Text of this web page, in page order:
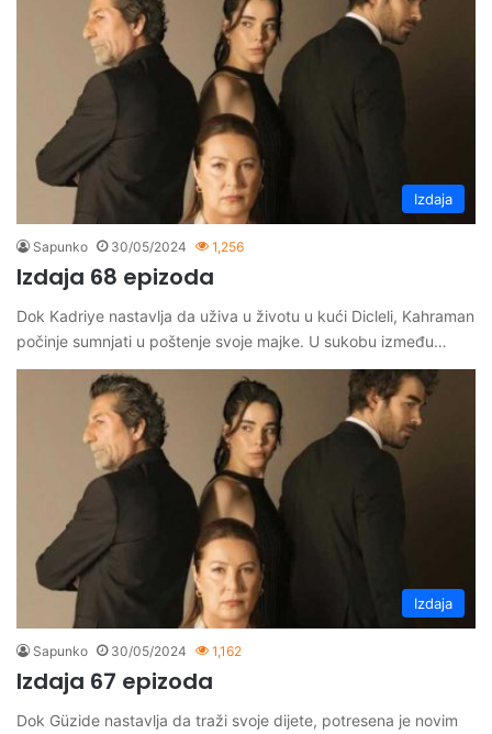
Izdaja
Sapunko 30/05/2024 1,256
Izdaja 68 epizoda
Dok Kadriye nastavlja da uživa u životu u kući Dicleli, Kahraman
počinje sumnjati u poštenje svoje majke. U sukobu između…
Izdaja
Sapunko 30/05/2024 1,162
Izdaja 67 epizoda
Dok Güzide nastavlja da traži svoje dijete, potresena je novim